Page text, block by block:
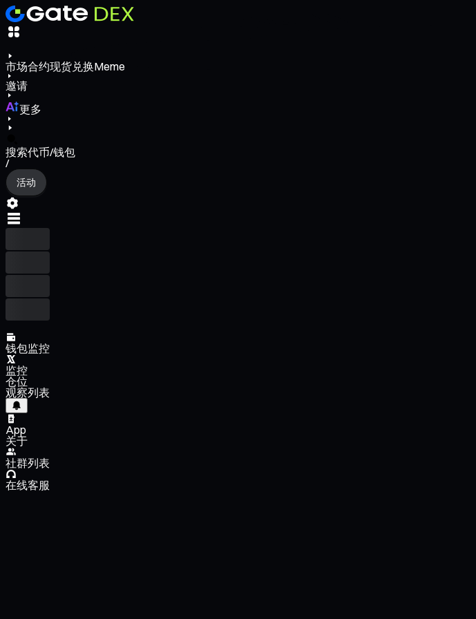
市场合约现货兑换Meme
邀请
更多
搜索代币/钱包
/
活动
钱包监控
监控
仓位
观察列表
App
关于
社群列表
在线客服